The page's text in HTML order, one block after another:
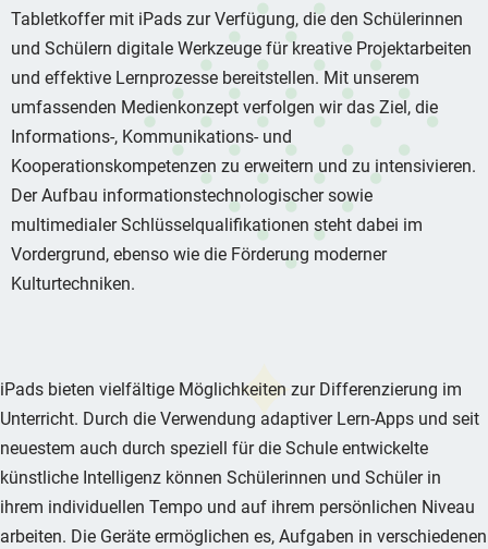
Tabletkoffer mit iPads zur Verfügung, die den Schülerinnen
und Schülern digitale Werkzeuge für kreative Projektarbeiten
und effektive Lernprozesse bereitstellen. Mit unserem
umfassenden Medienkonzept verfolgen wir das Ziel, die
Informations-, Kommunikations- und
Kooperationskompetenzen zu erweitern und zu intensivieren.
Der Aufbau informationstechnologischer sowie
multimedialer Schlüsselqualifikationen steht dabei im
Vordergrund, ebenso wie die Förderung moderner
Kulturtechniken.
iPads bieten vielfältige Möglichkeiten zur Differenzierung im
Unterricht. Durch die Verwendung adaptiver Lern-Apps und seit
neuestem auch durch speziell für die Schule entwickelte
künstliche Intelligenz können Schülerinnen und Schüler in
ihrem individuellen Tempo und auf ihrem persönlichen Niveau
arbeiten. Die Geräte ermöglichen es, Aufgaben in verschiedenen